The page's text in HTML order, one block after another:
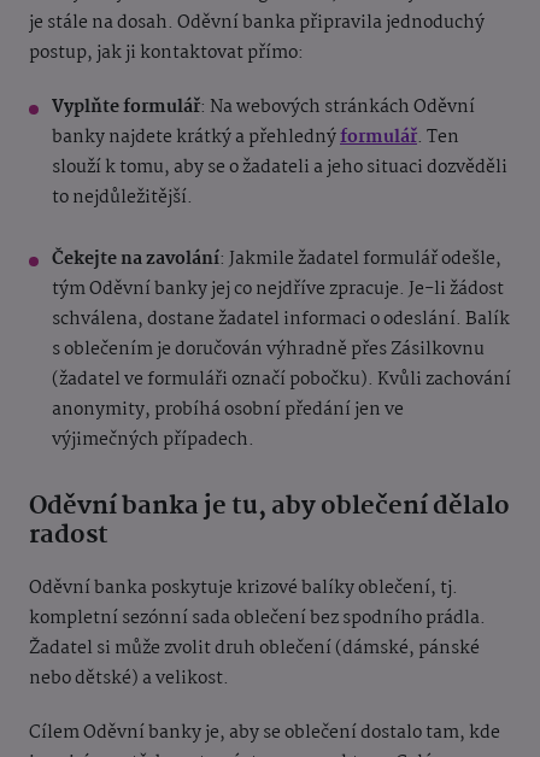
je stále na dosah. Oděvní banka připravila jednoduchý
postup, jak ji kontaktovat přímo:
Vyplňte formulář: Na webových stránkách Oděvní
banky najdete krátký a přehlednýformulář. Ten
slouží k tomu, aby se o žadateli a jeho situaci dozvěděli
to nejdůležitější.
Čekejte na zavolání: Jakmile žadatel formulář odešle,
tým Oděvní banky jej co nejdříve zpracuje. Je-li žádost
schválena, dostane žadatel informaci o odeslání. Balík
s oblečením je doručován výhradně přes Zásilkovnu
(žadatel ve formuláři označí pobočku). Kvůli zachování
anonymity, probíhá osobní předání jen ve
výjimečných případech.
Oděvní banka je tu, aby oblečení dělalo
radost
Oděvní banka poskytuje krizové balíky oblečení, tj.
kompletní sezónní sada oblečení bez spodního prádla.
Žadatel si může zvolit druh oblečení (dámské, pánské
nebo dětské) a velikost.
Cílem Oděvní banky je, aby se oblečení dostalo tam, kde